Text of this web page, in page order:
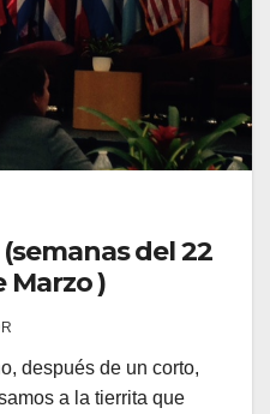
del 22
Marzo )
después de un corto,
a la tierrita que